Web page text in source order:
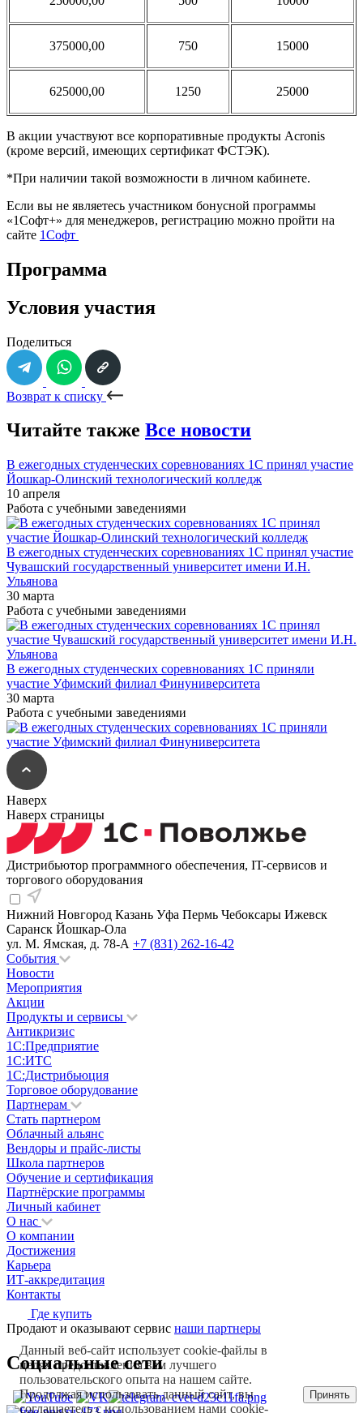
375000,00 750 15000
625000,00 1250 25000
В акции участвуют все корпоративные продукты Acronis
(кроме версий, имеющих сертификат ФСТЭК).
*При наличии такой возможности в личном кабинете.
Если вы не являетесь участником бонусной программы
«1Софт+» для менеджеров, регистрацию можно пройти на
сайте 1Софт
Программа
Условия участия
Поделиться
Возврат к списку
Читайте также Все новости
В ежегодных студенческих соревнованиях 1С принял участие
Йошкар-Олинский технологический колледж
10 апреля
Работа с учебными заведениями
В ежегодных студенческих соревнованиях 1С принял участие
Чувашский государственный университет имени И.Н.
Ульянова
30 марта
Работа с учебными заведениями
В ежегодных студенческих соревнованиях 1С приняли
участие Уфимский филиал Финуниверситета
30 марта
Работа с учебными заведениями
Наверх
Наверх страницы
Дистрибьютор программного обеспечения, IT-сервисов и
торгового оборудования
Нижний Новгород Казань Уфа Пермь Чебоксары Ижевск
Саранск Йошкар-Ола
ул. М. Ямская, д. 78-А +7 (831) 262-16-42
События
Новости
Мероприятия
Акции
Продукты и сервисы
Антикризис
1С:Предприятие
1С:ИТС
1С:Дистрибьюция
Торговое оборудование
Партнерам
Стать партнером
Облачный альянс
Вендоры и прайс-листы
Школа партнеров
Обучение и сертификация
Партнёрские программы
Личный кабинет
О нас
О компании
Достижения
Карьера
ИТ-аккредитация
Контакты
Где купить
Продают и оказывают сервис наши партнеры
Социальные сети
Данный веб-сайт использует cookie-файлы в
целях предоставления вам лучшего
пользовательского опыта на нашем сайте.
Продолжая использовать данный сайт, вы
соглашаетесь с использованием нами cookie-
Принять